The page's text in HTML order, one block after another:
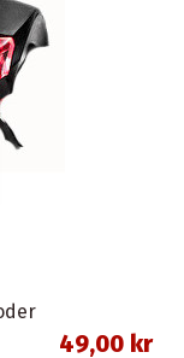
49,00 kr